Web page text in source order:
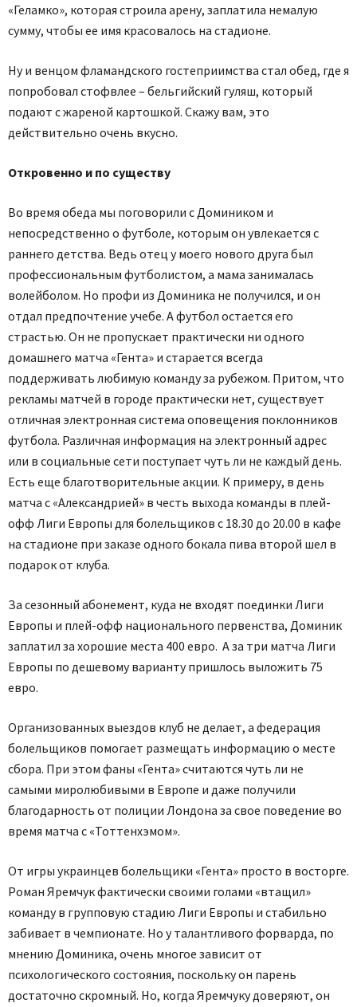
«Геламко», которая строила арену, заплатила немалую
сумму, чтобы ее имя красовалось на стадионе.
Ну и венцом фламандского гостеприимства стал обед, где я
попробовал стофвлее – бельгийский гуляш, который
подают с жареной картошкой. Скажу вам, это
действительно очень вкусно.
Откровенно и по существу
Во время обеда мы поговорили с Домиником и
непосредственно о футболе, которым он увлекается с
раннего детства. Ведь отец у моего нового друга был
профессиональным футболистом, а мама занималась
волейболом. Но профи из Доминика не получился, и он
отдал предпочтение учебе. А футбол остается его
страстью. Он не пропускает практически ни одного
домашнего матча «Гента» и старается всегда
поддерживать любимую команду за рубежом. Притом, что
рекламы матчей в городе практически нет, существует
отличная электронная система оповещения поклонников
футбола. Различная информация на электронный адрес
или в социальные сети поступает чуть ли не каждый день.
Есть еще благотворительные акции. К примеру, в день
матча с «Александрией» в честь выхода команды в плей-
офф Лиги Европы для болельщиков с 18.30 до 20.00 в кафе
на стадионе при заказе одного бокала пива второй шел в
подарок от клуба.
За сезонный абонемент, куда не входят поединки Лиги
Европы и плей-офф национального первенства, Доминик
заплатил за хорошие места 400 евро. А за три матча Лиги
Европы по дешевому варианту пришлось выложить 75
евро.
Организованных выездов клуб не делает, а федерация
болельщиков помогает размещать информацию о месте
сбора. При этом фаны «Гента» считаются чуть ли не
самыми миролюбивыми в Европе и даже получили
благодарность от полиции Лондона за свое поведение во
время матча с «Тоттенхэмом».
От игры украинцев болельщики «Гента» просто в восторге.
Роман Яремчук фактически своими голами «втащил»
команду в групповую стадию Лиги Европы и стабильно
забивает в чемпионате. Но у талантливого форварда, по
мнению Доминика, очень многое зависит от
психологического состояния, поскольку он парень
достаточно скромный. Но, когда Яремчуку доверяют, он